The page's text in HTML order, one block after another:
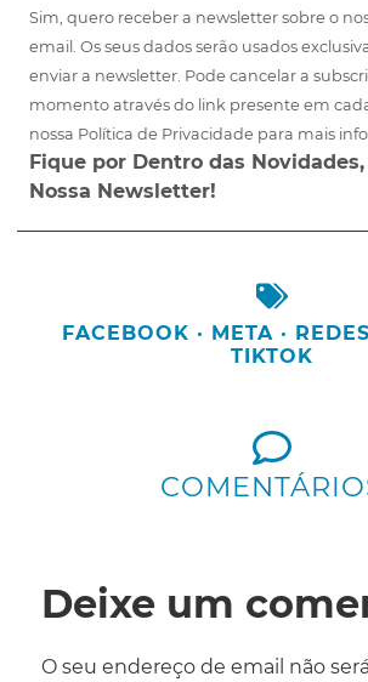
Sim, quero receber a newsletter sobre o
email. Os seus dados serão usados
enviar a newsletter. Pode cancelar a
momento através do link presente em
nossa Política de Privacidade para mais
Fique por Dentro das
Nossa Newsletter!
FACEBOOK · META ·
TIKTOK
Deixe um
O seu endereço de email não